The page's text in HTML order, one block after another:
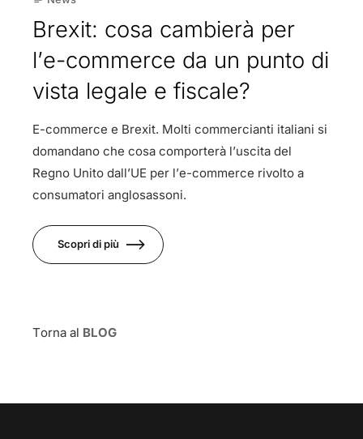
Brexit: cosa cambierà per
l’e-commerce da un punto di
vista legale e fiscale?
E-commerce e Brexit. Molti commercianti italiani si
domandano che cosa comporterà l’uscita del
Regno Unito dall’UE per l’e-commerce rivolto a
consumatori anglosassoni.
Scopri di più
Torna al BLOG